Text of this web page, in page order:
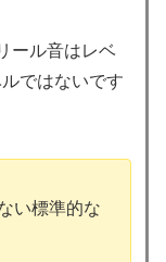
ール音はレベ
ではないです
い標準的な